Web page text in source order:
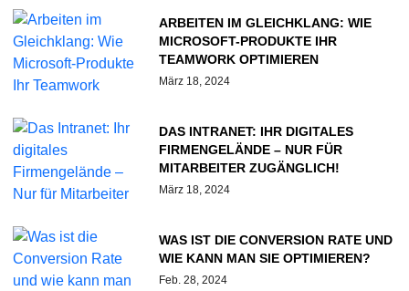
ARBEITEN IM GLEICHKLANG: WIE
MICROSOFT-PRODUKTE IHR
TEAMWORK OPTIMIEREN
März 18, 2024
DAS INTRANET: IHR DIGITALES
FIRMENGELÄNDE – NUR FÜR
MITARBEITER ZUGÄNGLICH!
März 18, 2024
WAS IST DIE CONVERSION RATE UND
WIE KANN MAN SIE OPTIMIEREN?
Feb. 28, 2024